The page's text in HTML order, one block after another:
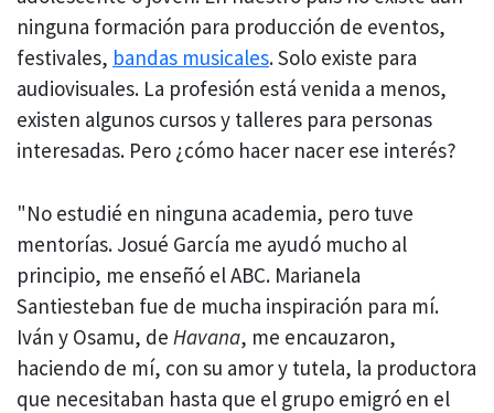
ninguna formación para producción de eventos,
festivales, bandas musicales. Solo existe para
audiovisuales. La profesión está venida a menos,
existen algunos cursos y talleres para personas
interesadas. Pero ¿cómo hacer nacer ese interés?
"No estudié en ninguna academia, pero tuve
mentorías. Josué García me ayudó mucho al
principio, me enseñó el ABC. Marianela
Santiesteban fue de mucha inspiración para mí.
Iván y Osamu, de Havana, me encauzaron,
haciendo de mí, con su amor y tutela, la productora
que necesitaban hasta que el grupo emigró en el